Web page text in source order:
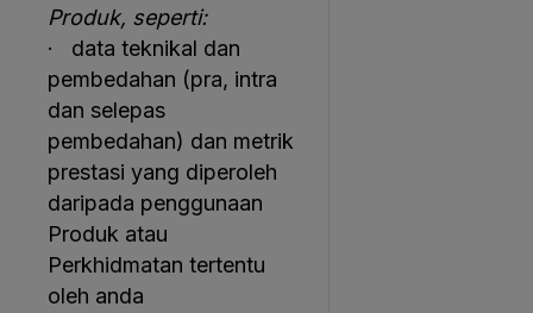
Produk, seperti:
· data teknikal dan
pembedahan (pra, intra
dan selepas
pembedahan) dan metrik
prestasi yang diperoleh
daripada penggunaan
Produk atau
Perkhidmatan tertentu
oleh anda